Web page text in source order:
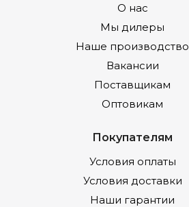
О нас
Мы дилеры
Наше производство
Вакансии
Поставщикам
Оптовикам
Покупателям
Условия оплаты
Условия доставки
Наши гарантии